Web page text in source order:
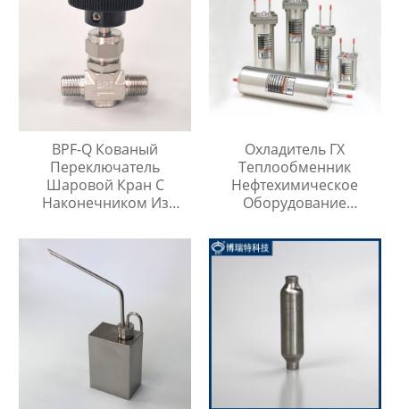
BPF-Q Кованый
Переключатель
Шаровой Кран С
Наконечником Из
316
Охладитель ГХ
Теплообменник
Нефтехимическое
Оборудование